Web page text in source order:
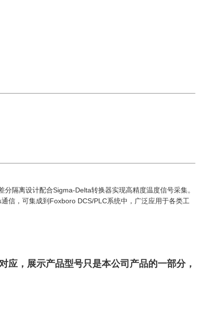
隔离设计配合Sigma-Delta转换器实现高精度温度信号采集。
信，可集成到Foxboro DCS/PLC系统中，广泛应用于各类工
应，展示产品型号只是本公司产品的一部分，